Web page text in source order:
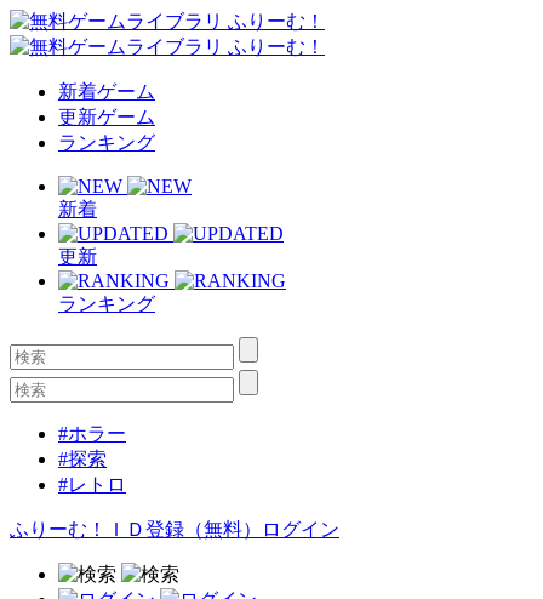
新着ゲーム
更新ゲーム
ランキング
新着
更新
ランキング
#ホラー
#探索
#レトロ
ふりーむ！ＩＤ登録（無料） ログイン